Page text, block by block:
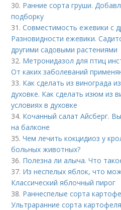
30. Ранние сорта груши.
подборку
31.Совместимость ежевики с
Разновидности ежевики.
другими садовыми растениями
32. Метронидазол для птиц
От каких заболеваний
33. Как сделать из винограда
духовке. Как сделать изюм из
условиях в духовке
34. Кочанный салат Айсберг.
на балконе
35.Чем лечить кокцидиоз у
больных животных?
36. Полезна ли алыча. Что
37. Из неспелых яблок, что
Классический яблочный пирог
38. Раннеспелые сорта
Ультраранние сорта